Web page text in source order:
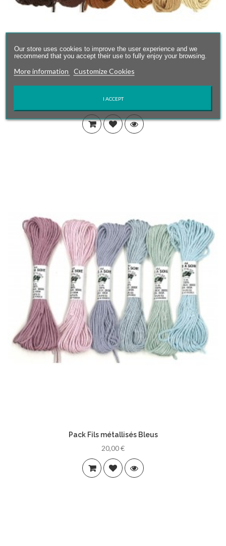
Pack Fils métallisés Bleus
20,00 €
Our store uses cookies to improve the user experience and we
recommend that you accept their use to fully enjoy your browsing.
More information Customize Cookies
I ACCEPT